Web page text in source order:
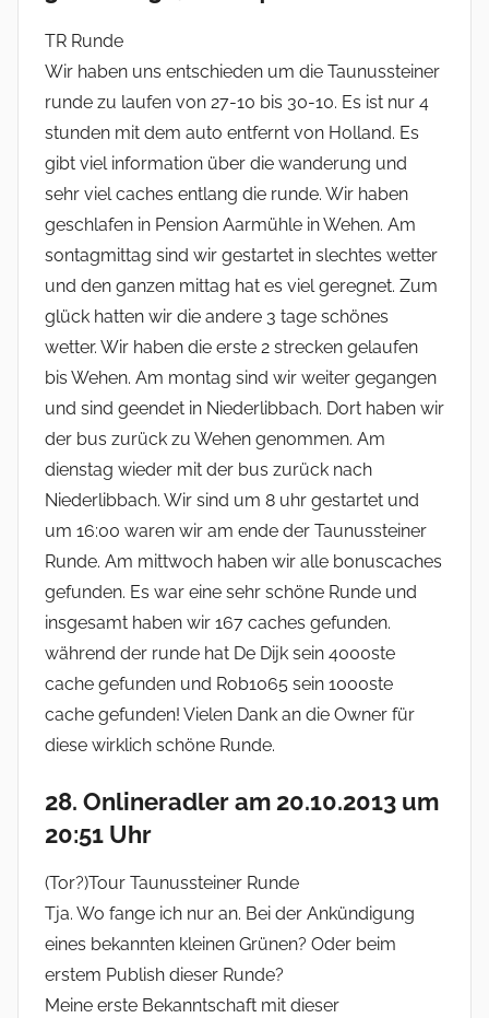
TR Runde
Wir haben uns entschieden um die Taunussteiner
runde zu laufen von 27-10 bis 30-10. Es ist nur 4
stunden mit dem auto entfernt von Holland. Es
gibt viel information über die wanderung und
sehr viel caches entlang die runde. Wir haben
geschlafen in Pension Aarmühle in Wehen. Am
sontagmittag sind wir gestartet in slechtes wetter
und den ganzen mittag hat es viel geregnet. Zum
glück hatten wir die andere 3 tage schönes
wetter. Wir haben die erste 2 strecken gelaufen
bis Wehen. Am montag sind wir weiter gegangen
und sind geendet in Niederlibbach. Dort haben wir
der bus zurück zu Wehen genommen. Am
dienstag wieder mit der bus zurück nach
Niederlibbach. Wir sind um 8 uhr gestartet und
um 16:00 waren wir am ende der Taunussteiner
Runde. Am mittwoch haben wir alle bonuscaches
gefunden. Es war eine sehr schöne Runde und
insgesamt haben wir 167 caches gefunden.
während der runde hat De Dijk sein 4000ste
cache gefunden und Rob1065 sein 1000ste
cache gefunden! Vielen Dank an die Owner für
diese wirklich schöne Runde.
28. Onlineradler am 20.10.2013 um
20:51 Uhr
(Tor?)Tour Taunussteiner Runde
Tja. Wo fange ich nur an. Bei der Ankündigung
eines bekannten kleinen Grünen? Oder beim
erstem Publish dieser Runde?
Meine erste Bekanntschaft mit dieser